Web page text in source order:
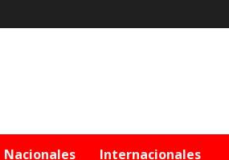
Nacionales Internacionales